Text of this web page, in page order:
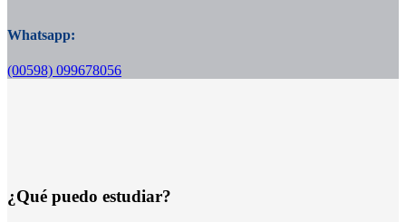
Whatsapp:
(00598) 099678056
¿Qué puedo estudiar?